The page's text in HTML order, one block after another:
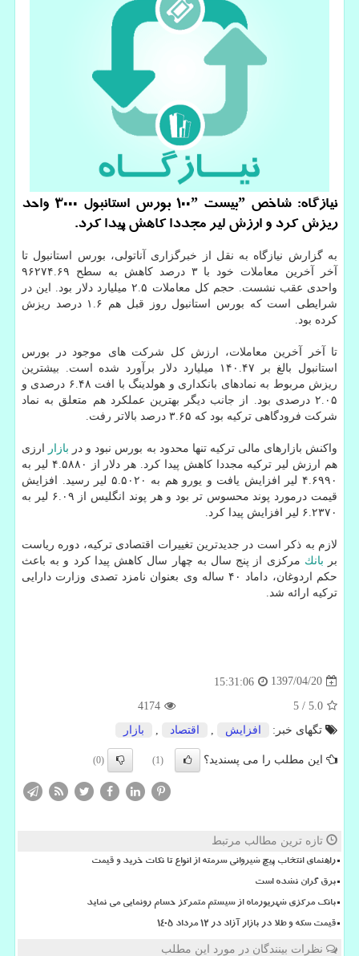
نیازگاه: شاخص ˮبیست ۱۰۰ˮ بورس استانبول ۳۰۰۰ واحد
ریزش كرد و ارزش لیر مجددا كاهش پیدا كرد.
به گزارش نیازگاه به نقل از خبرگزاری آناتولی، بورس استانبول تا
آخر آخرین معاملات خود با ۳ درصد كاهش به سطح ۹۶۲۷۴.۶۹
واحدی عقب نشست. حجم كل معاملات ۲.۵ میلیارد دلار بود. این در
شرایطی است كه بورس استانبول روز قبل هم ۱.۶ درصد ریزش
كرده بود.
تا آخر آخرین معاملات، ارزش كل شركت های موجود در بورس
استانبول بالغ بر ۱۴۰.۴۷ میلیارد دلار برآورد شده است. بیشترین
ریزش مربوط به نمادهای بانكداری و هولدینگ با افت ۶.۴۸ درصدی و
۲.۰۵ درصدی بود. از جانب دیگر بهترین عملكرد هم متعلق به نماد
شركت فرودگاهی تركیه بود كه ۳.۶۵ درصد بالاتر رفت.
واكنش بازارهای مالی تركیه تنها محدود به بورس نبود و در بازار
ارزی
هم ارزش لیر تركیه مجددا كاهش پیدا كرد. هر دلار از ۴.۵۸۸۰ لیر به
۴.۶۹۹۰ لیر افزایش یافت و یورو هم به ۵.۵۰۲۰ لیر رسید. افزایش
قیمت درمورد پوند محسوس تر بود و هر پوند انگلیس از ۶.۰۹ لیر به
۶.۲۳۷۰ لیر افزایش پیدا كرد.
لازم به ذكر است در جدیدترین تغییرات اقتصادی تركیه، دوره ریاست
بر بانك مركزی از پنج سال به چهار سال كاهش پیدا كرد و به باعث
حكم اردوغان، داماد ۴۰ ساله وی بعنوان نامزد تصدی وزارت دارایی
تركیه ارائه شد.
1397/04/20
15:31:06
5.0
/
5
4174
تگهای خبر:
افزایش اقتصاد بازار
این مطلب را می پسندید؟ (1)
(0)
تازه ترین مطالب مرتبط
راهنمای انتخاب پیچ شیروانی سرمته از انواع تا نکات خرید و قیمت
برق گران نشده است
بانک مرکزی شهریورماه از سیستم متمرکز حسام رونمایی می نماید
قیمت سکه و طلا در بازار آزاد در ۱۲ مرداد ۱۴۰۵
نظرات بینندگان در مورد این مطلب